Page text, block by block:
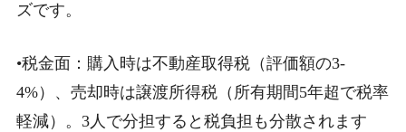
ズです。
•税金面：購入時は不動産取得税（評価額の3-
4%）、売却時は譲渡所得税（所有期間5年超で税率
軽減）。3人で分担すると税負担も分散されます